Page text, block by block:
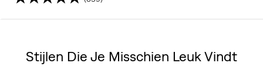
deStijlen Die Je Misschien Leuk Vindt